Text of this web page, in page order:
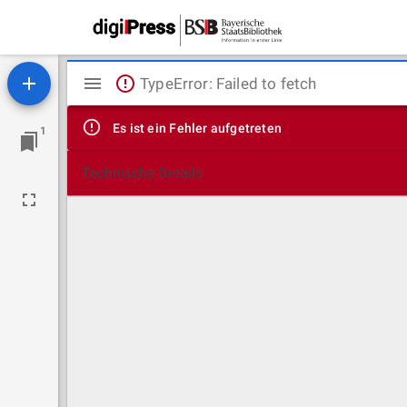
1
Mirador
Viewer
TypeError: Failed to fetch
Es ist ein Fehler aufgetreten
Technische Details